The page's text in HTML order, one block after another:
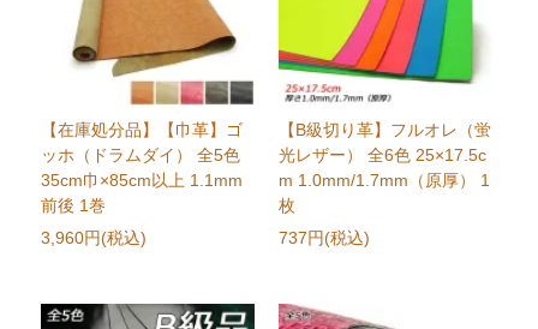
【在庫処分品】【巾革】ゴ
ッホ（ドラムダイ） 全5色
35cm巾×85cm以上 1.1mm
前後 1巻
3,960円(税込)
【B級切り革】フルオレ（蛍
光レザー） 全6色 25×17.5c
m 1.0mm/1.7mm（原厚） 1
枚
737円(税込)